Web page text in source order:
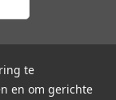
te
en om gerichte